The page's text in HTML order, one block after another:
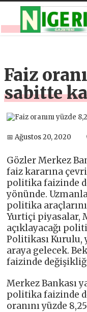
Faiz
sabitte
📅 Ağustos 20, 2020
Gözler Merkez
faiz kararına
politika faizinde
yönünde.
politika
Yurtiçi piyasalar,
açıklayacağı
Politikası Kurulu,
araya gelecek.
faizinde
Merkez Bankası
politika faizinde
oranını yüzde